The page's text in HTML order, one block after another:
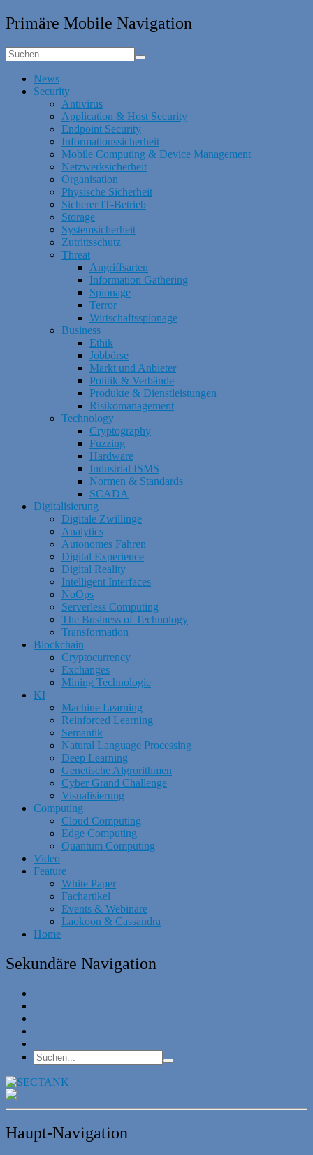
Primäre Mobile Navigation
News
Security
Antivirus
Application & Host Security
Endpoint Security
Informationssicherheit
Mobile Computing & Device Management
Netzwerksicherheit
Organisation
Physische Sicherheit
Sicherer IT-Betrieb
Storage
Systemsicherheit
Zutrittsschutz
Threat
Angriffsarten
Information Gathering
Spionage
Terror
Wirtschaftsspionage
Business
Ethik
Jobbörse
Markt und Anbieter
Politik & Verbände
Produkte & Dienstleistungen
Risikomanagement
Technology
Cryptography
Fuzzing
Hardware
Industrial ISMS
Normen & Standards
SCADA
Digitalisierung
Digitale Zwillinge
Analytics
Autonomes Fahren
Digital Experience
Digital Reality
Intelligent Interfaces
NoOps
Serverless Computing
The Business of Technology
Transformation
Blockchain
Cryptocurrency
Exchanges
Mining Technologie
KI
Machine Learning
Reinforced Learning
Semantik
Natural Language Processing
Deep Learning
Genetische Algrorithmen
Cyber Grand Challenge
Visualisierung
Computing
Cloud Computing
Edge Computing
Quantum Computing
Video
Feature
White Paper
Fachartikel
Events & Webinare
Laokoon & Cassandra
Home
Sekundäre Navigation
Haupt-Navigation